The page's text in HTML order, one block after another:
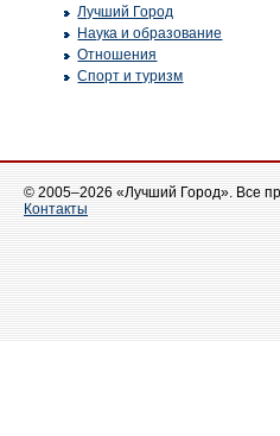
Лучший Город
Наука и образование
Отношения
Спорт и туризм
© 2005–2026 «Лучший Город». Все
Контакты